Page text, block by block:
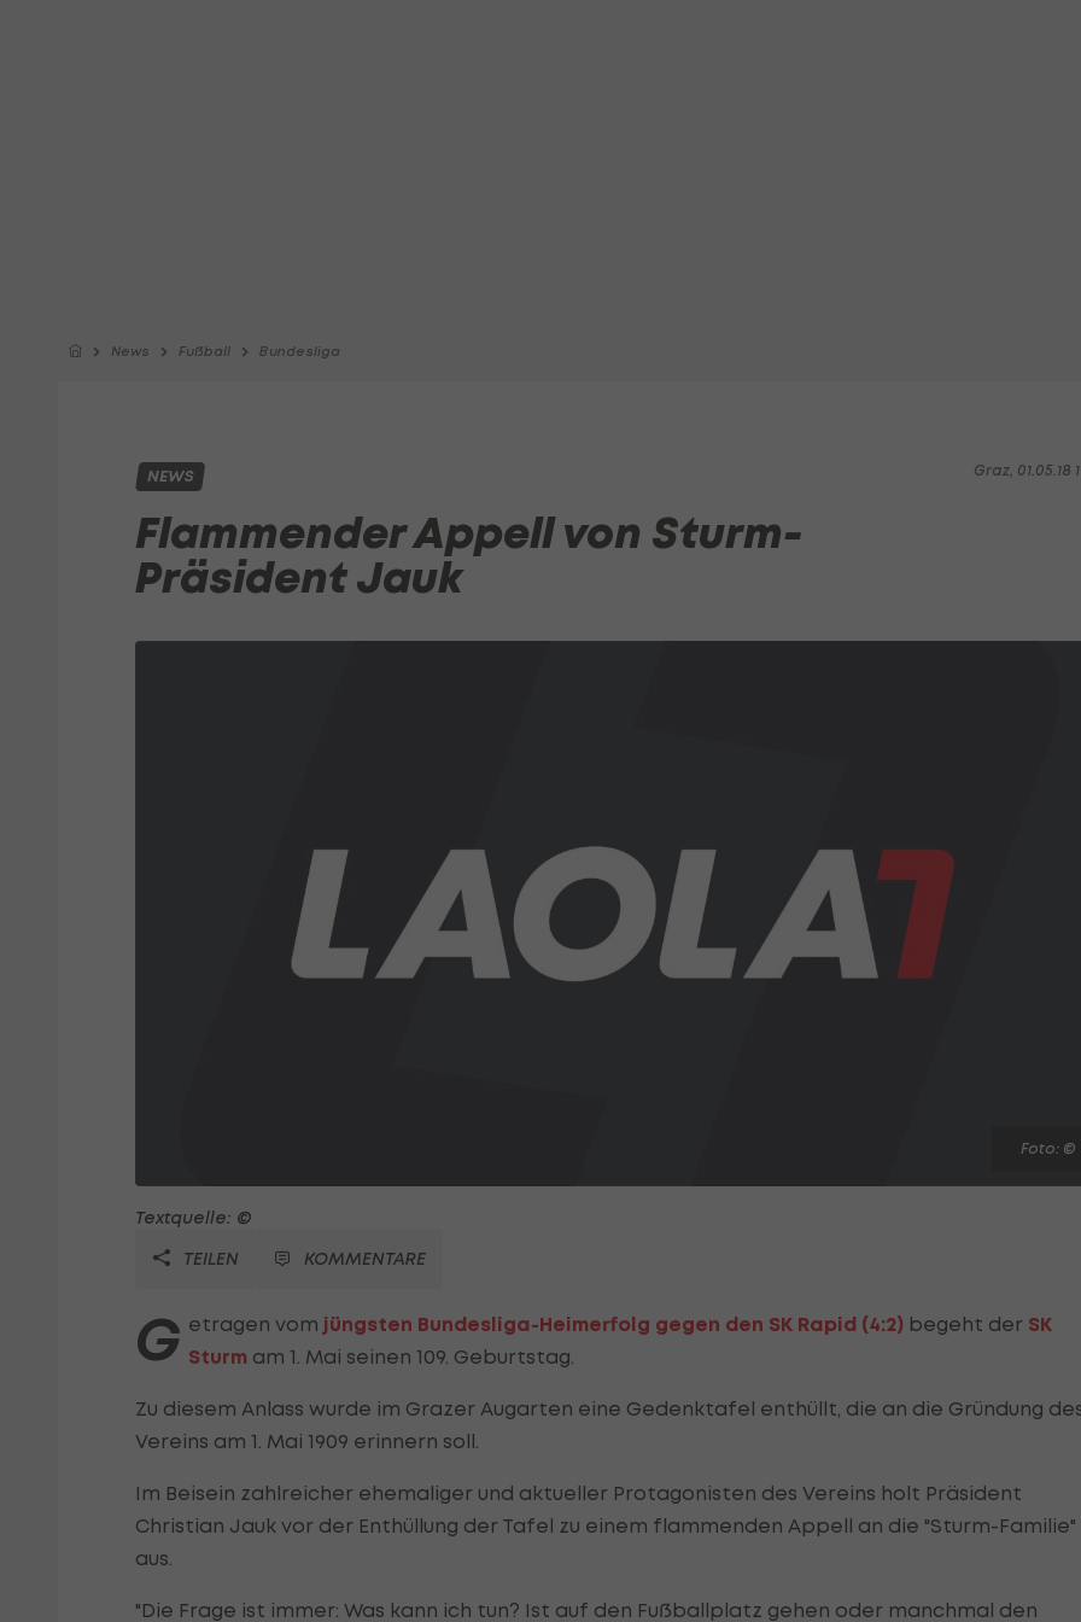
News Fußball Bundesliga
Graz, 01.05.18
NEWS
Flammender Appell von Sturm-
Präsident Jauk
Foto: ©
Textquelle: ©
TEILEN
KOMMENTARE
G etragen vom jüngsten Bundesliga-Heimerfolg gegen den SK Rapid (4:2) begeht der SK
Sturm am 1. Mai seinen 109. Geburtstag.
Zu diesem Anlass wurde im Grazer Augarten eine Gedenktafel enthüllt, die an die Gründung
Vereins am 1. Mai 1909 erinnern soll.
Im Beisein zahlreicher ehemaliger und aktueller Protagonisten des Vereins holt Präsident
Christian Jauk vor der Enthüllung der Tafel zu einem flammenden Appell an die "Sturm-Familie"
aus.
"Die Frage ist immer: Was kann ich tun? Ist auf den Fußballplatz gehen oder manchmal den